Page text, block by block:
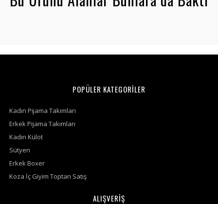
POPÜLER KATEGORİLER
Kadın Pijama Takımları
Erkek Pijama Takımları
Kadın Külot
Sütyen
Erkek Boxer
Koza İç Giyim Toptan Satış
ALIŞVERİŞ